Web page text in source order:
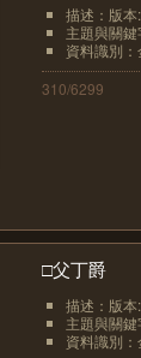
描述：版
主題與關
資料識別
310/6299
□父丁爵
描述：版
主題與關
資料識別